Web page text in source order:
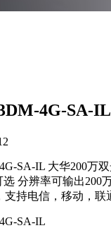
4G-SA-
SA-IL 大华200万双
选 分辨率可输出
持电信，移动，
SA-IL